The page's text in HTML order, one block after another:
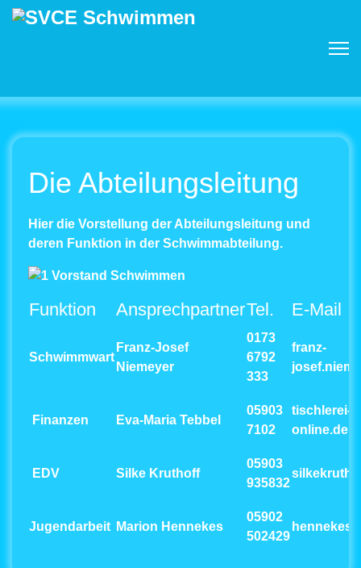
Die Abteilungsleitung
Hier die Vorstellung der Abteilungsleitung und
deren Funktion in der Schwimmabteilung.
Funktion AnsprechpartnerTel. E-Mail
Schwimmwart
Franz-Josef
Niemeyer
0173
6792
333
franz-
Finanzen Eva-Maria Tebbel
05903
7102
tischlerei-
online.de
EDV Silke Kruthoff
05903
935832
Jugendarbeit Marion Hennekes
05902
502429